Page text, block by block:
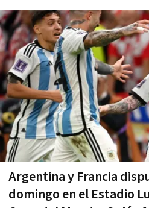
Argentina y Francia
domingo en el Estadio